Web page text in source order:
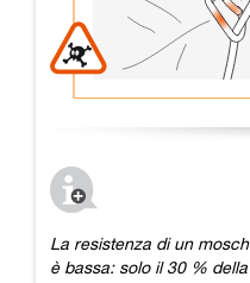
La resistenza di un
è bassa: solo il 30 %